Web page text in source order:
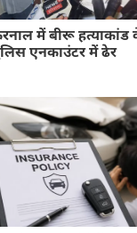
में बीरू हत्याकांड
एनकाउंटर में ढेर